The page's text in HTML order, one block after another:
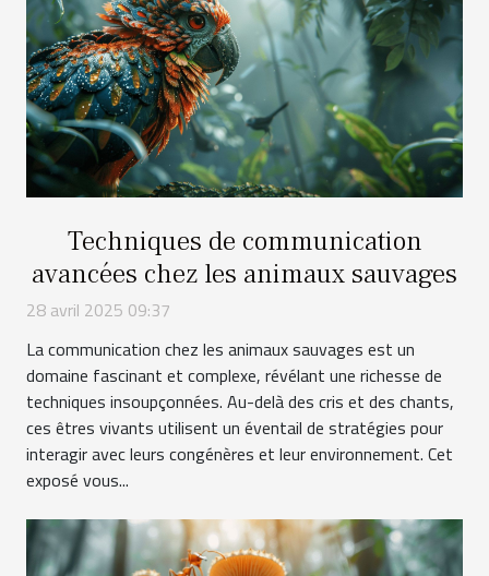
Techniques de communication
avancées chez les animaux sauvages
28 avril 2025 09:37
La communication chez les animaux sauvages est un
domaine fascinant et complexe, révélant une richesse de
techniques insoupçonnées. Au-delà des cris et des chants,
ces êtres vivants utilisent un éventail de stratégies pour
interagir avec leurs congénères et leur environnement. Cet
exposé vous...